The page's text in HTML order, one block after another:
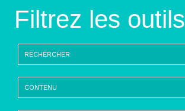
Filtrez les outils